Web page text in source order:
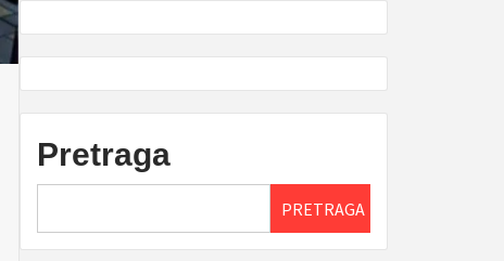
Pretraga
PRETRAGA